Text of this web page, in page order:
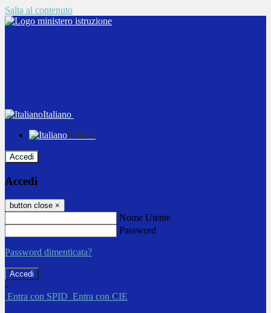
Salta al contenuto
Italiano
Italiano
Accedi
Accedi
button close ×
Nome Utente
Password
Password dimenticata?
-
Entra con SPID Entra con CIE